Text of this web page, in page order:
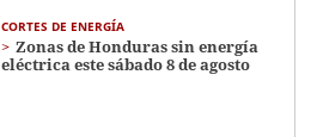
CORTES DE ENERGÍA
Zonas de Honduras sin energía
eléctrica este sábado 8 de agosto